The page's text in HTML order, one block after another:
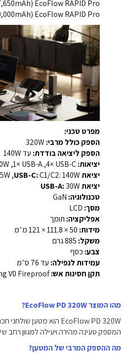
EcoFlow RAPID Pro ‏(27,650mAh)
EcoFlow RAPID Pro ‏(20,000mAh)
מפרט טכני:
הספק כולל מרבי:
הספק ליציאה בודדת: עד ‎140W‎
יציאות:
יציאת USB-C:‎C1/C2: ‎140W‎, ‏C3: ‎65W‎, ‏C4: ‎30W‎
יציאת USB-A:‎30W‎
טכנולוגיה:
מסך:
אפליקציה: ‏תומך
מידות:
משקל:
צבע: ‏כסף
עמידות לנפילה: ‏עד ‎76 ס״מ‎
תקן חסינות אש:‏Housing V0 Fireproof‎
מהו המוצר EcoFlow PD 320W?
המספק טעינה מהירה ויעילה למגוון רחב
מה ההספק המרבי של המטען?